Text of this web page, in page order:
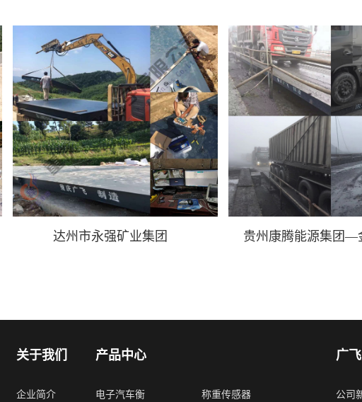
达州市永强矿业集团 贵州康腾能源集团—
关于我们
企业简介
产品中心
电子汽车衡 称重传感器
广
公司